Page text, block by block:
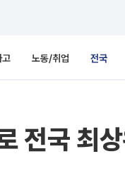
고 노동/취업 전국
전국 최